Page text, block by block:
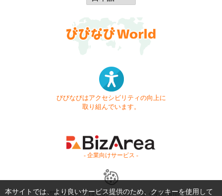
びびなびはアクセシビリティの向上に
取り組んでいます。
- 企業向けサービス -
お問い合わせ はじめてガイド よくある質問
本サイトでは、より良いサービス提供のため、クッキーを使用して